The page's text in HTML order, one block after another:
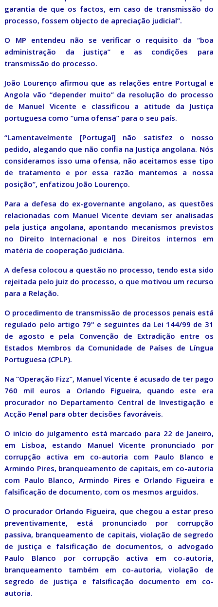
garantia de que os factos, em caso de transmissão do
processo, fossem objecto de apreciação judicial”.
O MP entendeu não se verificar o requisito da “boa
administração da justiça” e as condições para
transmissão do processo.
João Lourenço afirmou que as relações entre Portugal e
Angola vão “depender muito” da resolução do processo
de Manuel Vicente e classificou a atitude da Justiça
portuguesa como “uma ofensa” para o seu país.
“Lamentavelmente [Portugal] não satisfez o nosso
pedido, alegando que não confia na Justiça angolana. Nós
consideramos isso uma ofensa, não aceitamos esse tipo
de tratamento e por essa razão mantemos a nossa
posição”, enfatizou João Lourenço.
Para a defesa do ex-governante angolano, as questões
relacionadas com Manuel Vicente deviam ser analisadas
pela justiça angolana, apontando mecanismos previstos
no Direito Internacional e nos Direitos internos em
matéria de cooperação judiciária.
A defesa colocou a questão no processo, tendo esta sido
rejeitada pelo juiz do processo, o que motivou um recurso
para a Relação.
O procedimento de transmissão de processos penais está
regulado pelo artigo 79º e seguintes da Lei 144/99 de 31
de agosto e pela Convenção de Extradição entre os
Estados Membros da Comunidade de Países de Língua
Portuguesa (CPLP).
Na “Operação Fizz”, Manuel Vicente é acusado de ter pago
760 mil euros a Orlando Figueira, quando este era
procurador no Departamento Central de Investigação e
Acção Penal para obter decisões favoráveis.
O início do julgamento está marcado para 22 de Janeiro,
em Lisboa, estando Manuel Vicente pronunciado por
corrupção activa em co-autoria com Paulo Blanco e
Armindo Pires, branqueamento de capitais, em co-autoria
com Paulo Blanco, Armindo Pires e Orlando Figueira e
falsificação de documento, com os mesmos arguidos.
O procurador Orlando Figueira, que chegou a estar preso
preventivamente, está pronunciado por corrupção
passiva, branqueamento de capitais, violação de segredo
de justiça e falsificação de documentos, o advogado
Paulo Blanco por corrupção activa em co-autoria,
branqueamento também em co-autoria, violação de
segredo de justiça e falsificação documento em co-
autoria.